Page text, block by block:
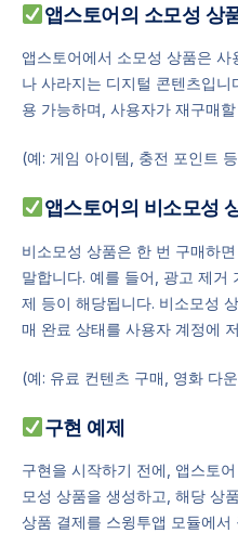
앱스토어의 소모성 상
앱스토어에서 소모성 상품은
나 사라지는 디지털 콘텐츠입
용 가능하며, 사용자가 재구매
(예: 게임 아이템, 충전 포인트
앱스토어의 비소모성
비소모성 상품은 한 번 구매하
말합니다. 예를 들어, 광고 제거
제 등이 해당됩니다. 비소모성
매 완료 상태를 사용자 계정에
(예: 유료 컨텐츠 구매, 영화 다
구현 예제
구현을 시작하기 전에, 앱스토
모성 상품을 생성하고, 해당 상
상품 결제를 스윙투앱 모듈에